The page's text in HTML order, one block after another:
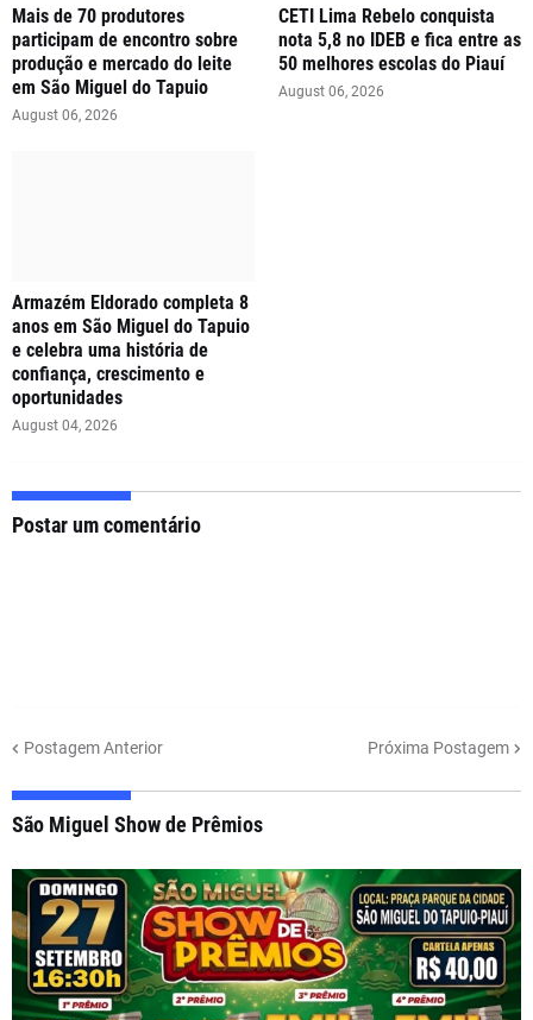
Mais de 70 produtores
participam de encontro sobre
produção e mercado do leite
em São Miguel do Tapuio
August 06, 2026
CETI Lima Rebelo conquista
nota 5,8 no IDEB e fica entre as
50 melhores escolas do Piauí
August 06, 2026
Armazém Eldorado completa 8
anos em São Miguel do Tapuio
e celebra uma história de
confiança, crescimento e
oportunidades
August 04, 2026
Postar um comentário
Postagem Anterior Próxima Postagem
São Miguel Show de Prêmios